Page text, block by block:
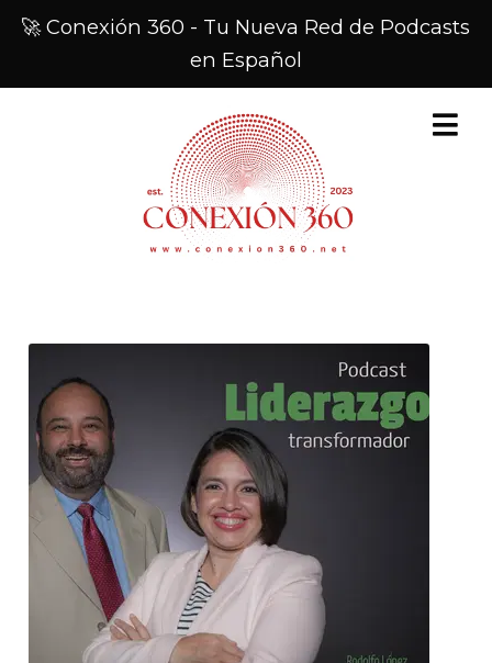
🚀 Conexión 360 - Tu Nueva Red de Podcasts
en Español